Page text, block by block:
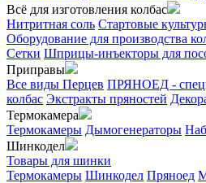
Всё для изготовления колбас
Нитритная соль Стартовые
Оборудование для производства
Сетки Шприцы-инъекторы для
Приправы
Все виды Перцев ПРЯНОЕД -
колбас Экстракты пряностей
Термокамера
Термокамеры Дымогенераторы
Шинкодел
Товары для шинки
Термокамеры Шинкодел Пряноед